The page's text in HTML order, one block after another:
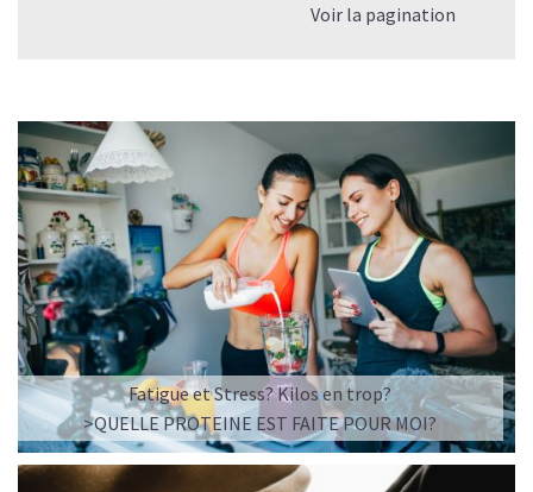
Voir la pagination
Fatigue et Stress? Kilos en trop?
>QUELLE PROTEINE EST FAITE POUR MOI?